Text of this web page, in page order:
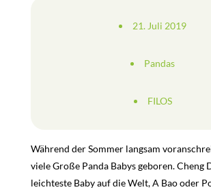
21. Juli 2019
Pandas
FILOS
Während der Sommer langsam
viele Große Panda Babys geboren. Cheng
leichteste Baby auf die Welt, A Bao oder